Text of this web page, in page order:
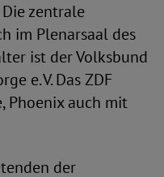
zentrale
im Plenarsaal des
ist der Volksbund
e. V. Das ZDF
Phoenix auch mit
der